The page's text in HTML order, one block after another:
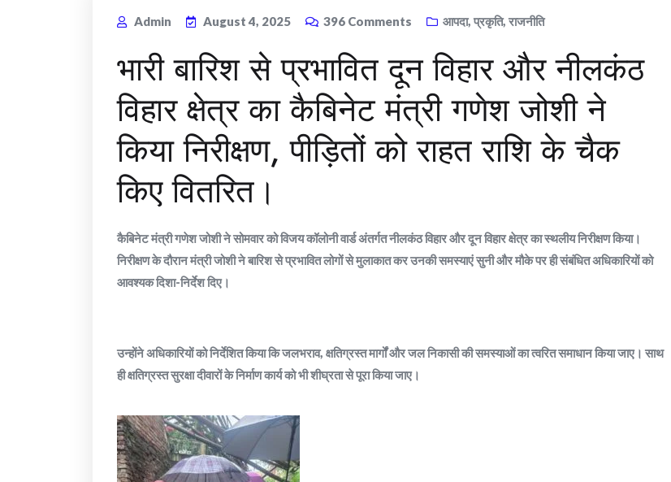
Admin August 4, 2025 396 Comments आपदा, प्रकृति, राजनीति
भारी बारिश से प्रभावित दून विहार और नीलकंठ
विहार क्षेत्र का कैबिनेट मंत्री गणेश जोशी ने
किया निरीक्षण, पीड़ितों को राहत राशि के चैक
किए वितरित।
कैबिनेट मंत्री गणेश जोशी ने सोमवार को विजय कॉलोनी वार्ड अंतर्गत नीलकंठ विहार और दून विहार क्षेत्र का स्थलीय निरीक्षण किया।
निरीक्षण के दौरान मंत्री जोशी ने बारिश से प्रभावित लोगों से मुलाकात कर उनकी समस्याएं सुनी और मौके पर ही संबंधित अधिकारियों को
आवश्यक दिशा-निर्देश दिए।
उन्होंने अधिकारियों को निर्देशित किया कि जलभराव, क्षतिग्रस्त मार्गों और जल निकासी की समस्याओं का त्वरित समाधान किया जाए। साथ
ही क्षतिग्रस्त सुरक्षा दीवारों के निर्माण कार्य को भी शीघ्रता से पूरा किया जाए।